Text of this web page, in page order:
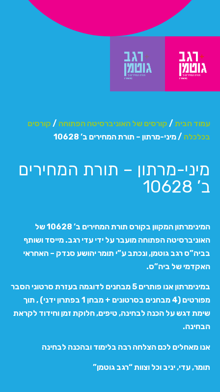
עמוד הבית / קורסים של האוניברסיטה הפתוחה / קורסים
בכלכלה / מיני-מרתון – תורת המחירים ב’ 10628
מיני-מרתון – תורת המחירים
ב’ 10628
המינימרתון המקוון בקורס תורת המחירים ב’ 10628 של
האוניברסיטה הפתוחה מועבר על ידי עדי רגב. מייסד ושותף
בביה”ס רגב גוטמן, ונכתב ע”י תומר יהושע סנדק – האחראי
האקדמי של ביה”ס.
במינימרתון אנו פותרים 5 מבחנים לדוגמה בעזרת סרטוני הסבר
מפורטים (4 מבחנים בסרטונים + מבחן 1 בפתרון ידני) , תוך
שימת דגש על הכנה לבחינה, טיפים, חלוקת זמן וחידוד לקראת
הבחינה.
אנו מאחלים לכם הצלחה רבה בלימוד ובהכנה לבחינה
תומר, עדי, יניב וכל וצוות “רגב גוטמן”